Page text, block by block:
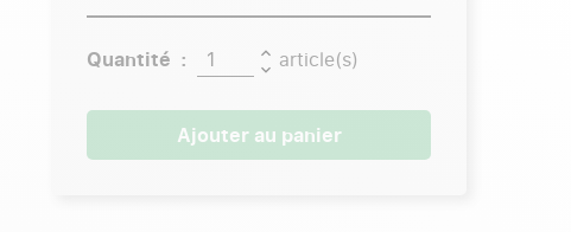
Quantité : article(s)
Ajouter au panier